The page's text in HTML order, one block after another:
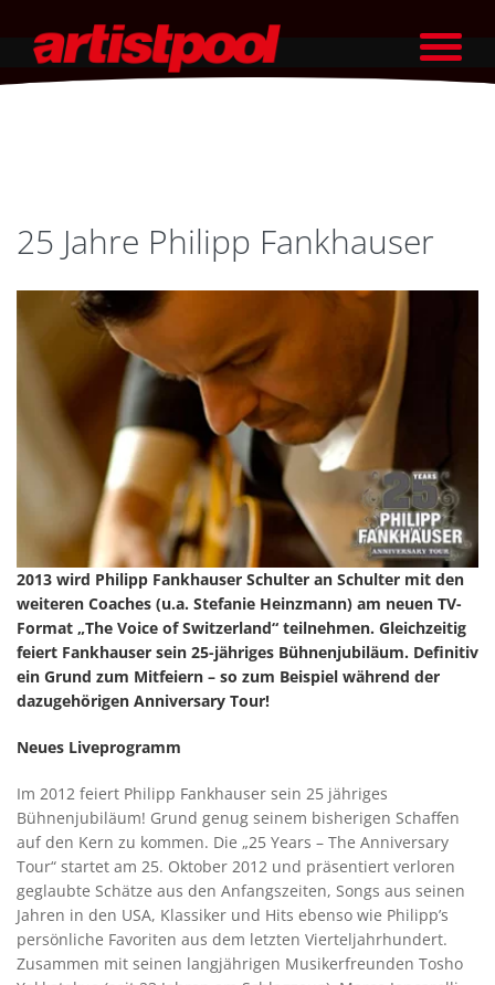
25 Jahre Philipp Fankhauser
2013 wird Philipp Fankhauser Schulter an Schulter mit den
weiteren Coaches (u.a. Stefanie Heinzmann) am neuen TV-
Format „The Voice of Switzerland“ teilnehmen. Gleichzeitig
feiert Fankhauser sein 25-jähriges Bühnenjubiläum. Definitiv
ein Grund zum Mitfeiern – so zum Beispiel während der
dazugehörigen Anniversary Tour!
Neues Liveprogramm
Im 2012 feiert Philipp Fankhauser sein 25 jähriges
Bühnenjubiläum! Grund genug seinem bisherigen Schaffen
auf den Kern zu kommen. Die „25 Years – The Anniversary
Tour“ startet am 25. Oktober 2012 und präsentiert verloren
geglaubte Schätze aus den Anfangszeiten, Songs aus seinen
Jahren in den USA, Klassiker und Hits ebenso wie Philipp’s
persönliche Favoriten aus dem letzten Vierteljahrhundert.
Zusammen mit seinen langjährigen Musikerfreunden Tosho